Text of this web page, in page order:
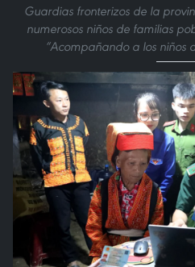
Guardias fronterizos de la
numerosos niños de familias
“Acompañando a los niños